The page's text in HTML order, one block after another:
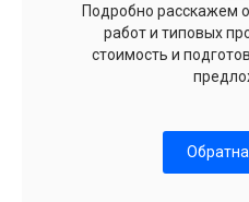
Подробно расскажем
работ и типовых
стоимость и